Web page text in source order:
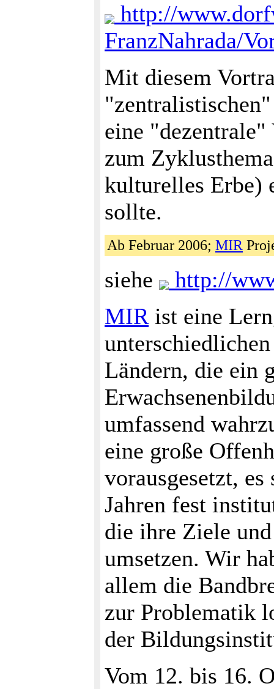
http://
FranzNahrada/
Mit diesem
eine "dezentrale"
zum
kulturelles Erbe)
sollte.
Ab Februar 2006; MIR
siehe
http://
MIR ist eine
Ländern, die ein
umfassend
eine große
vorausgesetzt,
Jahren fest
die ihre Ziele
umsetzen. Wir
allem die
zur Problematik
der
Vom 12. bis 16.